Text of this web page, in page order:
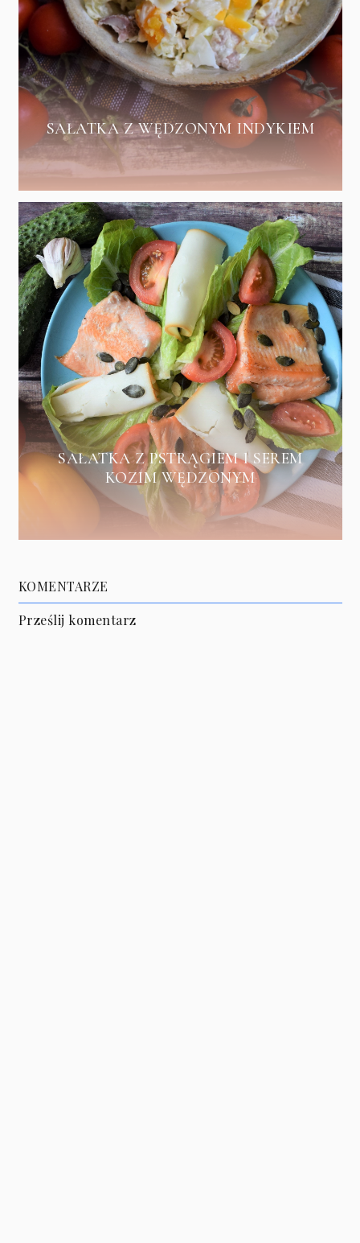
SAŁATKA Z WĘDZONYM INDYKIEM
SAŁATKA Z PSTRĄGIEM I SEREM
KOZIM WĘDZONYM
KOMENTARZE
Prześlij komentarz